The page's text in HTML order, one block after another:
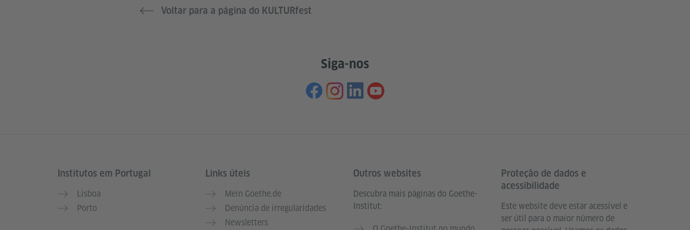
Voltar para a página do KULTURfest
Siga-nos
Service- und Informationsbereich
Institutos em Portugal
Lisboa
Porto
Links úteis
Mein Goethe.de
Denúncia de irregularidades
Newsletters
Outros websites
Descubra mais páginas do Goethe-
Institut:
Proteção de dados e
acessibilidade
Este website deve estar acessível e
ser útil para o maior número de